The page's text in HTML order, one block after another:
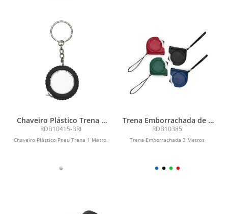
Chaveiro Plástico Trena 1
Metro
RDB10415-BRI
Chaveiro Plástico Pneu Trena 1 Metro.
Trena Emborrachada de 3
Metros
RDB10385
Trena Emborrachada 3 Metros